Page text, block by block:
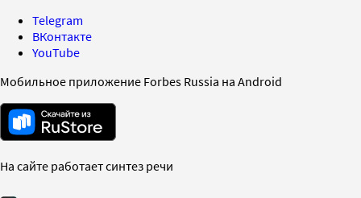
Telegram
ВКонтакте
YouTube
Мобильное приложение Forbes Russia на Android
На сайте работает синтез речи